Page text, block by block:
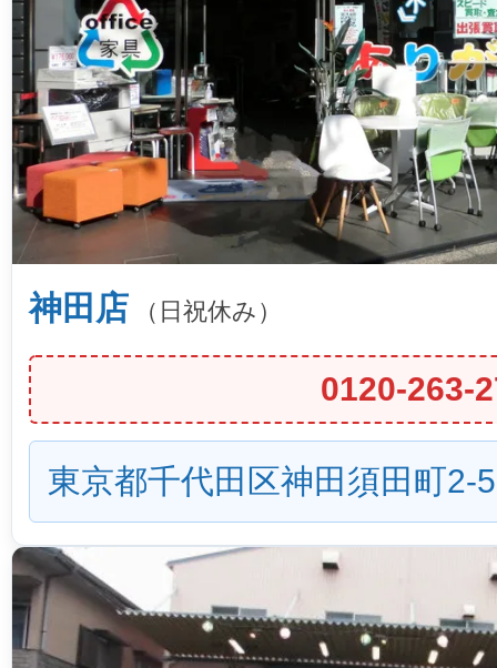
神田店 （日祝休み）
0120-263-
東京都千代田区神田須田町2-